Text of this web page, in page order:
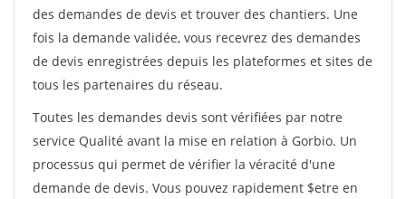
des demandes de devis et trouver des chantiers. Une
fois la demande validée, vous recevrez des demandes
de devis enregistrées depuis les plateformes et sites de
tous les partenaires du réseau.
Toutes les demandes devis sont vérifiées par notre
service Qualité avant la mise en relation à Gorbio. Un
processus qui permet de vérifier la véracité d'une
demande de devis. Vous pouvez rapidement $etre en